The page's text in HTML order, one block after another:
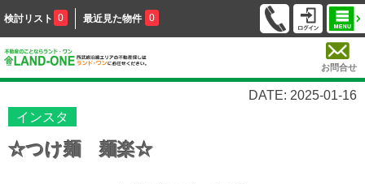
検討リスト 0 最近見た物件 0
お問合せ
DATE: 2025-01-16
インスタ
☆つけ麺 麺楽☆